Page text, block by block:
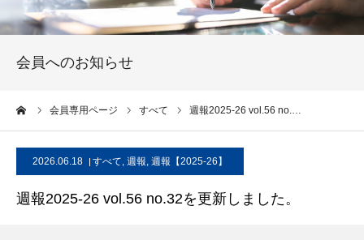
会員へのお知らせ
会員専用ページ すべて 週報2025-26 vol.56 no.…
2026.06.18 すべて, 週報, 週報【2025-26】
週報2025-26 vol.56 no.32を更新しました。
クラブ概要
入会案内
活動報告
お問い合わせ